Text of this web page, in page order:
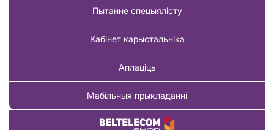
Пытанне спецыялісту
Кабінет карыстальніка
Аплаціць
Мабільныя прыкладанні
Купіць тавар